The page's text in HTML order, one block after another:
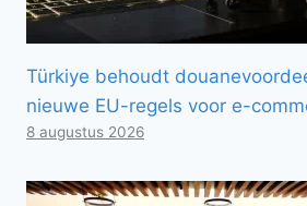
Türkiye behoudt
nieuwe EU-regels voor e-
8 augustus 2026